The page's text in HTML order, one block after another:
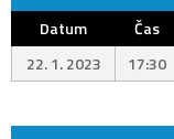
Datum Čas
22. 1. 2023
17:30